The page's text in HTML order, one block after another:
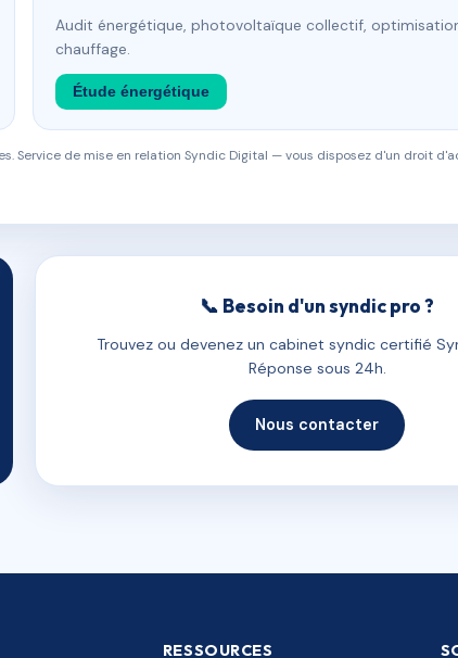
Audit énergétique, photovoltaïque collectif,
chauffage.
Étude énergétique
Service de mise en relation Syndic Digital — vous disposez d'un droit
📞 Besoin d'un syndic pro ?
Trouvez ou devenez un cabinet syndic certifié
Réponse sous 24h.
Nous contacter
RESSOURCES